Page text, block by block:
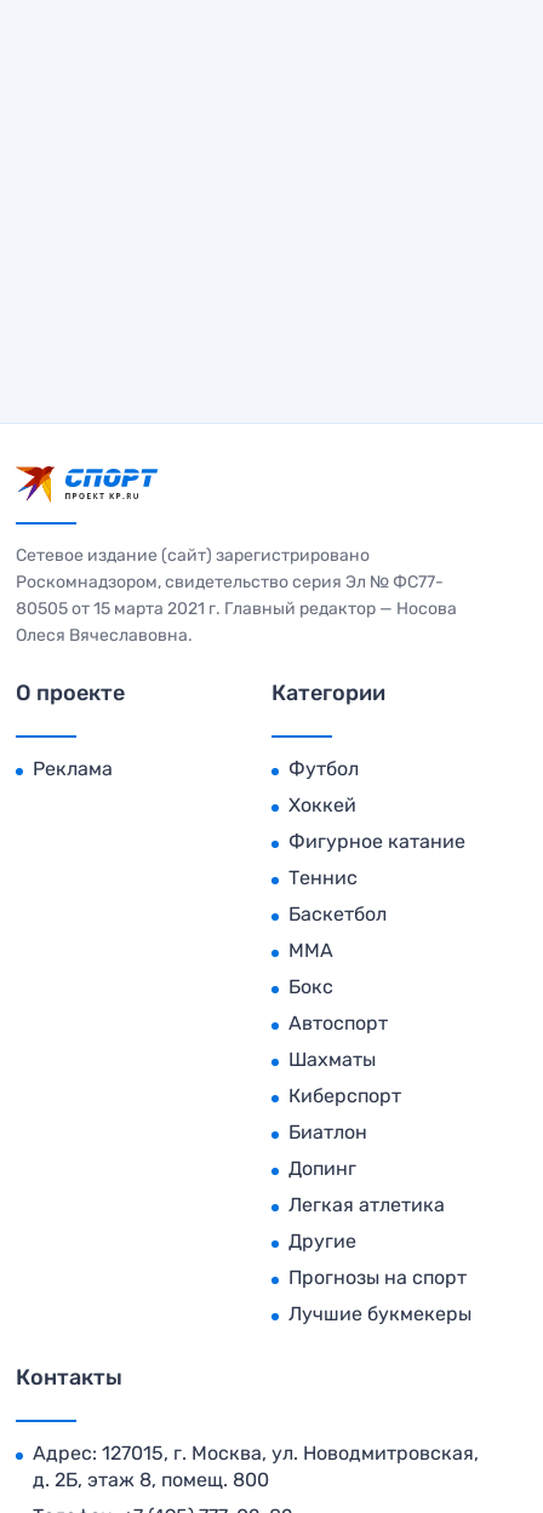
Сетевое издание (сайт) зарегистрировано
Роскомнадзором, свидетельство серия Эл № ФС77-
80505 от 15 марта 2021 г. Главный редактор — Носова
Олеся Вячеславовна.
О проекте
Реклама
Категории
Футбол
Хоккей
Фигурное катание
Теннис
Баскетбол
MMA
Бокс
Автоспорт
Шахматы
Киберспорт
Биатлон
Допинг
Легкая атлетика
Другие
Прогнозы на спорт
Лучшие букмекеры
Контакты
Адрес: 127015, г. Москва, ул. Новодмитровская,
д. 2Б, этаж 8, помещ. 800